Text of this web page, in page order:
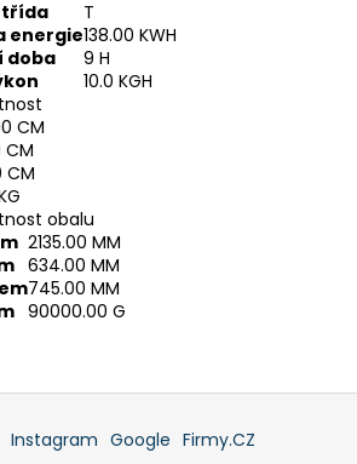
třída
T
energie138.00 KWH
doba
9 H
10.0 KGH
CM
CM
CM
obalu
2135.00 MM
634.00 MM
745.00 MM
90000.00 G
Instagram Google Firmy.CZ